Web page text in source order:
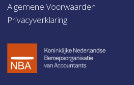
Algemene Voorwaarden
Privacyverklaring